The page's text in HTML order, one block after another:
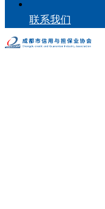
联系我们